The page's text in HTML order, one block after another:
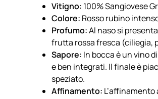
Vitigno: 100% Sangiovese
Colore: Rosso rubino
Profumo:Al naso si
frutta rossa fresca (ciliegia,
Sapore: In bocca è un vino
e ben integrati. Il finale è
speziato.
Affinamento: